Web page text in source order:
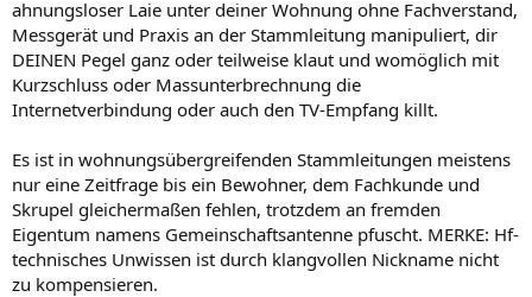
ahnungsloser Laie unter deiner Wohnung ohne Fachverstand,
Messgerät und Praxis an der Stammleitung manipuliert, dir
DEINEN Pegel ganz oder teilweise klaut und womöglich mit
Kurzschluss oder Massunterbrechnung die
Internetverbindung oder auch den TV-Empfang killt.
Es ist in wohnungsübergreifenden Stammleitungen meistens
nur eine Zeitfrage bis ein Bewohner, dem Fachkunde und
Skrupel gleichermaßen fehlen, trotzdem an fremden
Eigentum namens Gemeinschaftsantenne pfuscht. MERKE: Hf-
technisches Unwissen ist durch klangvollen Nickname nicht
zu kompensieren.